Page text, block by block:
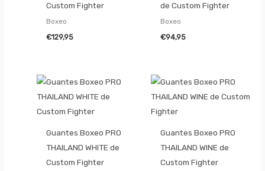
Custom Fighter
Boxeo
€129,95
de Custom Fighter
Boxeo
€94,95
Guantes Boxeo PRO
THAILAND WHITE de
Custom Fighter
Guantes Boxeo PRO
THAILAND WINE de
Custom Fighter